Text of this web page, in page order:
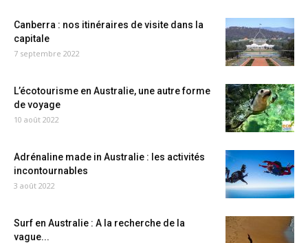
Canberra : nos itinéraires de visite dans la
capitale
7 septembre 2022
L’écotourisme en Australie, une autre forme
de voyage
10 août 2022
Adrénaline made in Australie : les activités
incontournables
3 août 2022
Surf en Australie : A la recherche de la
vague...